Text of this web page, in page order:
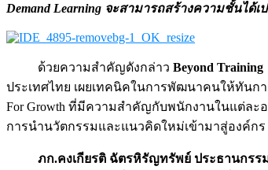
Demand Learning จะสามารถสร้างความชั้นได้
ด้วยความสำคัญดังกล่าว Beyond Training
ประเทศไทย เผยเทคนิคในการพัฒนาคนให้ทันก
For Growth ที่มีความสำคัญกับพนักงานในแต่ละ
การนำนวัตกรรมและแนวคิดใหม่เข้ามาสู่องค์ก
ภก.คงเกียรติ ฉัตรหิรัญทรัพย์ ประธานกรรม